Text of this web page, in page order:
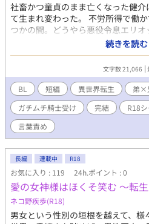
社畜かつ童貞のまま亡くなった健
て生まれ変わった。 不労所得で働
つかの間。どうやら悪役令息エリ
い。 このままじゃ、騎士である兄
だってこの話、死ぬ前に読んだ記
きしたいと処刑回避のために可愛
にやら兄の様子がおかしくなって
兄が受けです） 「悪役令息アンソロ
す。甘々ハッピーエンド！！ 全7話
約投稿済み。
続きを読む
文字数 21,066
BL 短編 異世界転生 弟×
ガチムチ騎士受け
完結 R18
言葉責め
長編 連載中 R18
お気に入り : 119 24h.ポイント : 0
愛の女神様はほくそ笑む 〜転
ネコ野疾歩(R18)
男女という性別の垣根を越えて、